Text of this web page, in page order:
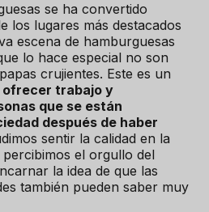
se ha convertido
los lugares más destacados
escena de hamburguesas
lo hace especial no son
crujientes. Este es un
ofrecer trabajo y
que se están
después de haber
sentir la calidad en la
el orgullo del
la idea de que las
también pueden saber muy